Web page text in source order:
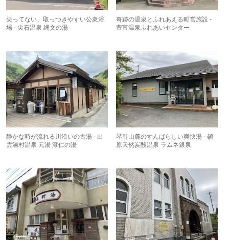
尖ってない、取っつきやすい公衆浴
場 - 尖石温泉 縄文の湯
奇跡の温泉とふれあえる町営施設 -
豊富温泉ふれあいセンター
静かな時が流れる川沿いの古湯 - 出
雲湯村温泉 元湯 漆仁の湯
琴引山麓のすんばらしい爽快湯 - 頓
原天然炭酸温泉 ラムネ銀泉